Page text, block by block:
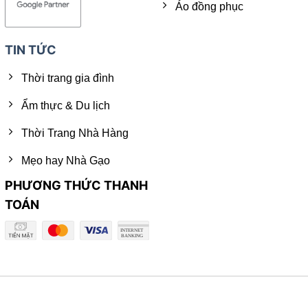
Áo đồng phục
TIN TỨC
Thời trang gia đình
Ẩm thực & Du lịch
Thời Trang Nhà Hàng
Mẹo hay Nhà Gạo
PHƯƠNG THỨC THANH
TOÁN